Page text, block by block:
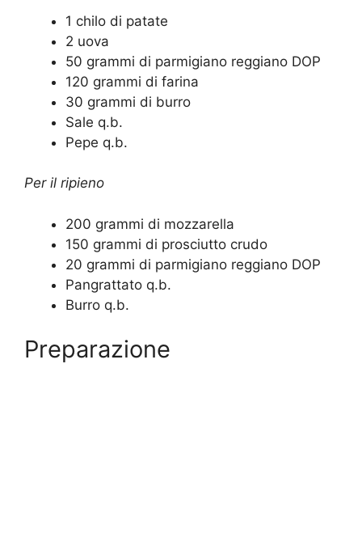
1 chilo di patate
2 uova
50 grammi di parmigiano reggiano DOP
120 grammi di farina
30 grammi di burro
Sale q.b.
Pepe q.b.
Per il ripieno
200 grammi di mozzarella
150 grammi di prosciutto crudo
20 grammi di parmigiano reggiano DOP
Pangrattato q.b.
Burro q.b.
Preparazione